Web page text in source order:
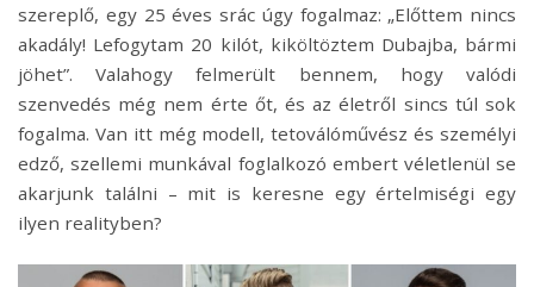
szereplő, egy 25 éves srác úgy fogalmaz: „Előttem nincs
akadály! Lefogytam 20 kilót, kiköltöztem Dubajba, bármi
jöhet”. Valahogy felmerült bennem, hogy valódi
szenvedés még nem érte őt, és az életről sincs túl sok
fogalma. Van itt még modell, tetoválóművész és személyi
edző, szellemi munkával foglalkozó embert véletlenül se
akarjunk találni – mit is keresne egy értelmiségi egy
ilyen realityben?